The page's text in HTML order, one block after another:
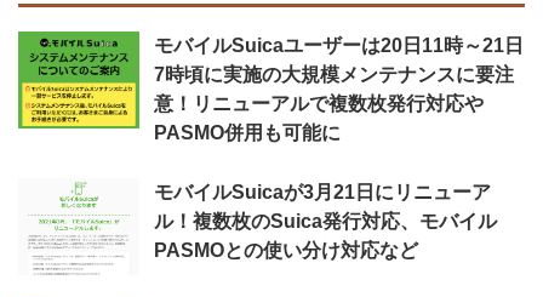
モバイルSuicaユーザーは20日11時～21日
7時頃に実施の大規模メンテナンスに要注
意！リニューアルで複数枚発行対応や
PASMO併用も可能に
モバイルSuicaが3月21日にリニューア
ル！複数枚のSuica発行対応、モバイル
PASMOとの使い分け対応など